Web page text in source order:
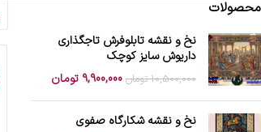
محصولات
نخ و نقشه تابلوفرش تاجگذاری
داریوش سایز کوچک
10,500,000 تومان 9,900,000 تومان
نخ و نقشه شکارگاه صفوی